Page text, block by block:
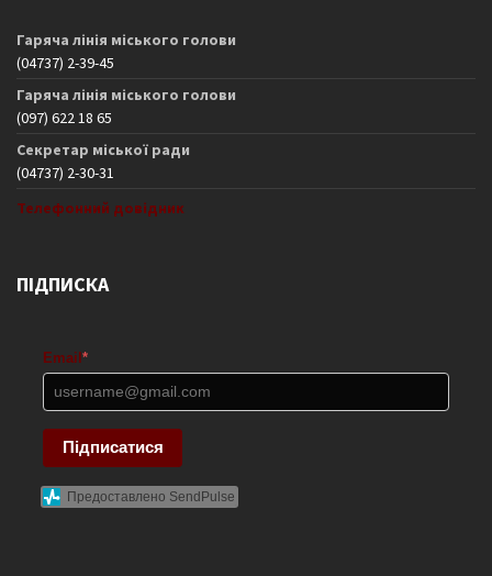
Гаряча лінія міського голови
(04737) 2-39-45
Гаряча лінія міського голови
(097) 622 18 65
Секретар міської ради
(04737) 2-30-31
Телефонний довідник
ПІДПИСКА
Email *
Підписатися
Предоставлено SendPulse